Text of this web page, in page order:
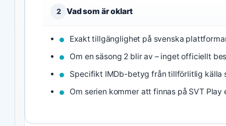
2 Vad som är oklart
Exakt tillgänglighet på svenska
Om en säsong 2 blir av – inget officiellt
Specifikt IMDb-betyg från tillförlitlig källa
Om serien kommer att finnas på SVT